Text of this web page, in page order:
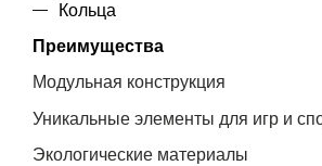
Кольца
Преимущества
Модульная конструкция
Уникальные элементы для игр и
Экологические материалы